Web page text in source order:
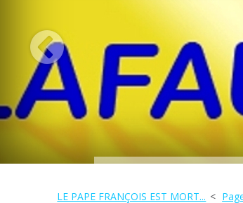
LE PAPE FRANÇOIS EST MORT...